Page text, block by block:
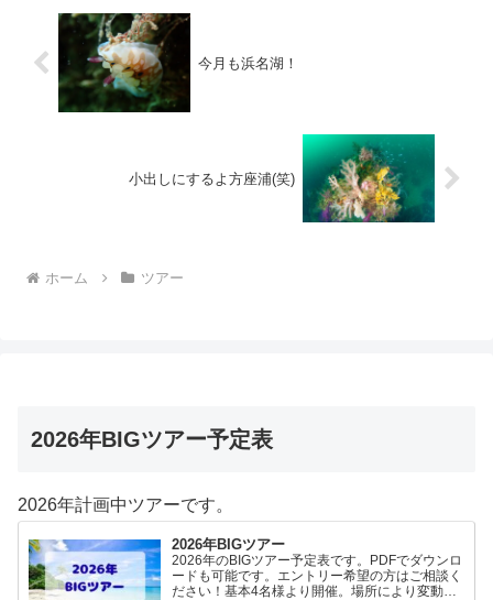
今月も浜名湖！
小出しにするよ方座浦(笑)
ホーム ツアー
2026年BIGツアー予定表
2026年計画中ツアーです。
2026年BIGツアー
2026年のBIGツアー予定表です。PDFでダウンロ
ードも可能です。エントリー希望の方はご相談く
ださい！基本4名様より開催。場所により変動あ